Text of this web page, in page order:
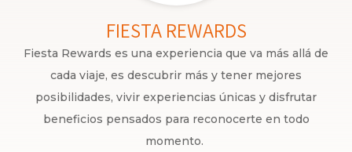
FIESTA REWARDS
Fiesta Rewards es una experiencia que va más allá de
cada viaje, es descubrir más y tener mejores
posibilidades, vivir experiencias únicas y disfrutar
beneficios pensados para reconocerte en todo
momento.